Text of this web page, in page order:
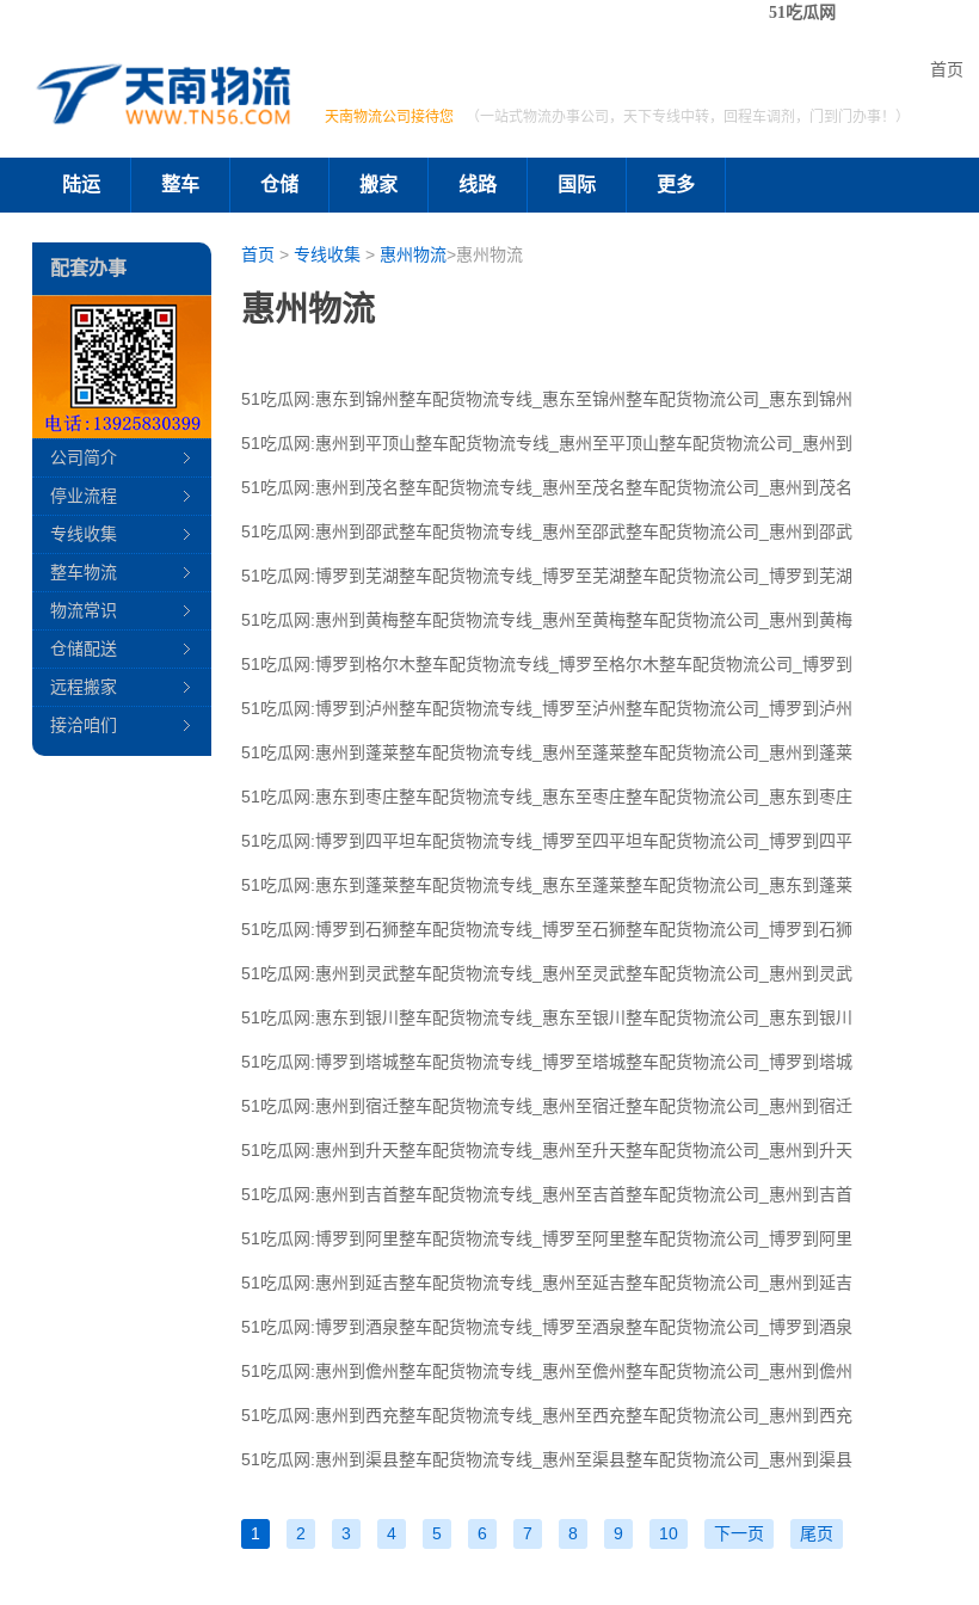
51吃瓜网
首页
天南物流公司接待您 （一站式物流办事公司，天下专线中转，回程车调剂，门到门办事！）
陆运 整车 仓储 搬家 线路 国际 更多
首页 > 专线收集> 惠州物流>惠州物流
惠州物流
51吃瓜网:惠东到锦州整车配货物流专线_惠东至锦州整车配货物流公司_惠东到锦州
51吃瓜网:惠州到平顶山整车配货物流专线_惠州至平顶山整车配货物流公司_惠州到
51吃瓜网:惠州到茂名整车配货物流专线_惠州至茂名整车配货物流公司_惠州到茂名
51吃瓜网:惠州到邵武整车配货物流专线_惠州至邵武整车配货物流公司_惠州到邵武
51吃瓜网:博罗到芜湖整车配货物流专线_博罗至芜湖整车配货物流公司_博罗到芜湖
51吃瓜网:惠州到黄梅整车配货物流专线_惠州至黄梅整车配货物流公司_惠州到黄梅
51吃瓜网:博罗到格尔木整车配货物流专线_博罗至格尔木整车配货物流公司_博罗到
51吃瓜网:博罗到泸州整车配货物流专线_博罗至泸州整车配货物流公司_博罗到泸州
51吃瓜网:惠州到蓬莱整车配货物流专线_惠州至蓬莱整车配货物流公司_惠州到蓬莱
51吃瓜网:惠东到枣庄整车配货物流专线_惠东至枣庄整车配货物流公司_惠东到枣庄
51吃瓜网:博罗到四平坦车配货物流专线_博罗至四平坦车配货物流公司_博罗到四平
51吃瓜网:惠东到蓬莱整车配货物流专线_惠东至蓬莱整车配货物流公司_惠东到蓬莱
51吃瓜网:博罗到石狮整车配货物流专线_博罗至石狮整车配货物流公司_博罗到石狮
51吃瓜网:惠州到灵武整车配货物流专线_惠州至灵武整车配货物流公司_惠州到灵武
51吃瓜网:惠东到银川整车配货物流专线_惠东至银川整车配货物流公司_惠东到银川
51吃瓜网:博罗到塔城整车配货物流专线_博罗至塔城整车配货物流公司_博罗到塔城
51吃瓜网:惠州到宿迁整车配货物流专线_惠州至宿迁整车配货物流公司_惠州到宿迁
51吃瓜网:惠州到升天整车配货物流专线_惠州至升天整车配货物流公司_惠州到升天
51吃瓜网:惠州到吉首整车配货物流专线_惠州至吉首整车配货物流公司_惠州到吉首
51吃瓜网:博罗到阿里整车配货物流专线_博罗至阿里整车配货物流公司_博罗到阿里
51吃瓜网:惠州到延吉整车配货物流专线_惠州至延吉整车配货物流公司_惠州到延吉
51吃瓜网:博罗到酒泉整车配货物流专线_博罗至酒泉整车配货物流公司_博罗到酒泉
51吃瓜网:惠州到儋州整车配货物流专线_惠州至儋州整车配货物流公司_惠州到儋州
51吃瓜网:惠州到西充整车配货物流专线_惠州至西充整车配货物流公司_惠州到西充
51吃瓜网:惠州到渠县整车配货物流专线_惠州至渠县整车配货物流公司_惠州到渠县
1 2 3 4 5 6 7 8 9 10 下一页 尾页
配套办事
公司简介
停业流程
专线收集
整车物流
物流常识
仓储配送
远程搬家
接洽咱们